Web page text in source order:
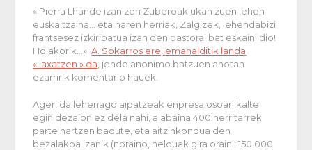
« Pierra Lhande izan zen Zuberoak ukan zuen lehen
euskaltzaina… eta haren herriak, Zalgizek, lehendabizi
frantsesez izkiribatua izan den pastoral bat eskaini dio!
Holakorik…».A. Sokarros ere, emanalditik landa
« laxatzen » da , jende anonimo batzuen ahotan
ezarririk komentario hauek.
Ageri da lehenago aipatzeak enpresa osoari kalte
egin dezaion ez dela nahi, alabaina 400 herritarrek
parte hartzen badute, eta aitzinkondua den
bezalakoa izanik (noraino, helduak gira orain : 150.000